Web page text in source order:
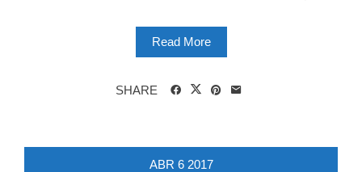
Read More
SHARE
ABR 6 2017